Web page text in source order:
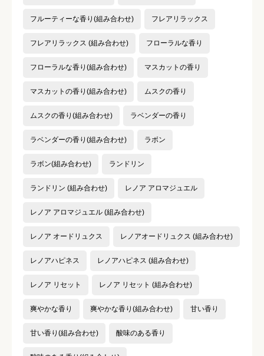
フルーティーな香り(組み合わせ) フレアリラックス
フレアリラックス (組み合わせ) フローラルな香り
フローラルな香り(組み合わせ) マスカットの香り
マスカットの香り(組み合わせ) ムスクの香り
ムスクの香り(組み合わせ) ラベンダーの香り
ラベンダーの香り(組み合わせ) ラボン
ラボン(組み合わせ) ランドリン
ランドリン (組み合わせ) レノア アロマジュエル
レノア アロマジュエル (組み合わせ)
レノア オードリュクス レノアオードリュクス (組み合わせ)
レノアハピネス レノアハピネス (組み合わせ)
レノア リセット レノア リセット (組み合わせ)
爽やかな香り 爽やかな香り(組み合わせ) 甘い香り
甘い香り(組み合わせ) 酸味のある香り